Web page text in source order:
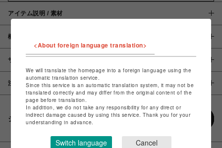
アイテム説明 / 素材
概要
サイズ
注意事項
シェアする
<About foreign language translation>
We will translate the homepage into a foreign language using the
automatic translation service.
Since this service is an automatic translation system, it may not be
translated correctly and may differ from the original content of the
page before translation.
In addition, we do not take any responsibility for any direct or
indirect damage caused by using this service. Thank you for your
understanding in advance.
Switch language Cancel